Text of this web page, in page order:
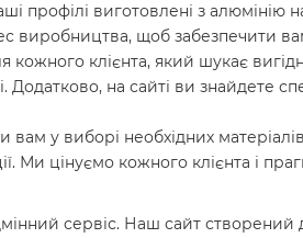
профілі виготовлені з алюмінію
виробництва, щоб забезпечити
клієнта, який шукає
на сайті ви знайдете
у виборі необхідних
Ми цінуємо кожного клієнта і
сервіс. Наш сайт створений